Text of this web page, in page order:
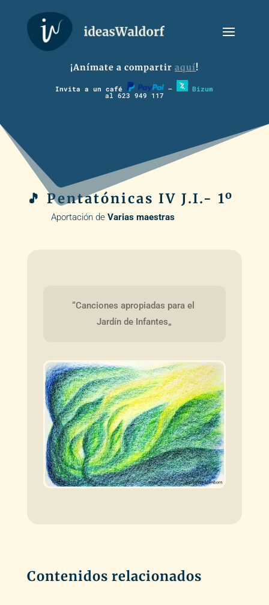
¡Anímate a compartir aquí!
Invita a un café – Bizum
al 623 949 117
🎵 Pentatónicas IV J.I.- 1º
Aportación de Varias maestras
“Canciones apropiadas para el
Jardín de Infantes„
Contenidos relacionados